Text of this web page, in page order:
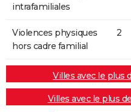
intrafamiliales
Violences physiques
hors cadre familial
2
Villes avec le plus
Villes avec le plus